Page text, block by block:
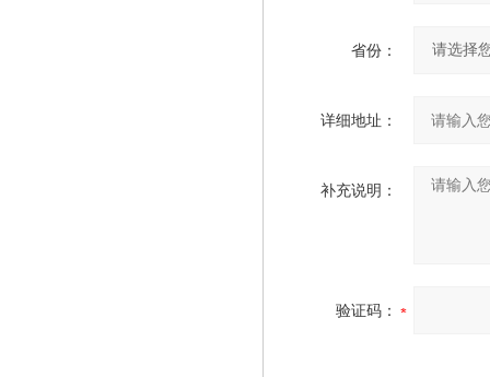
省份：
详细地址：
补充说明：
验证码：